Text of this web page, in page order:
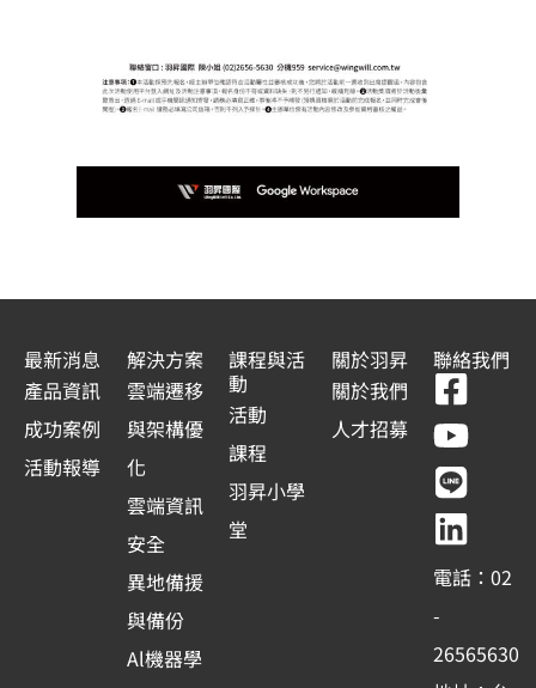
最新消息
產品資訊
成功案例
活動報導
解決方案
雲端遷移
與架構優
化
雲端資訊
安全
異地備援
與備份
Al機器學
課程與活
動
活動
課程
羽昇小學
堂
關於羽昇
關於我們
人才招募
聯絡我們
F
a
c
e
b
o
o
k
-
Y
o
u
t
u
b
e
L
i
n
e
L
i
n
k
e
d
i
n
電話：02
-
26565630